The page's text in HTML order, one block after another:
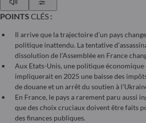
POINTS CLÉS :
Il arrive que la trajectoire d’un pays
politique inattendu. La tentative
dissolution de l’Assemblée en France
Aux Etats-Unis, une politique
impliquerait en 2025 une baisse des
de douane et un arrêt du soutien à
En France, le pays a rarement paru aussi
que des choix cruciaux doivent être faits
des finances publiques.